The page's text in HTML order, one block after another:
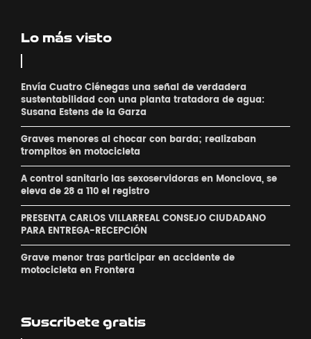
Lo más visto
Envía Cuatro Ciénegas una señal de verdadera
sustentabilidad con una planta tratadora de agua:
Susana Estens de la Garza
Graves menores al chocar con barda; realizaban
´trompitos ´en motocicleta
A control sanitario las sexoservidoras en Monclova, se
eleva de 28 a 110 el registro
PRESENTA CARLOS VILLARREAL CONSEJO CIUDADANO
PARA ENTREGA-RECEPCIÓN
Grave menor tras participar en accidente de
motocicleta en Frontera
Suscribete gratis